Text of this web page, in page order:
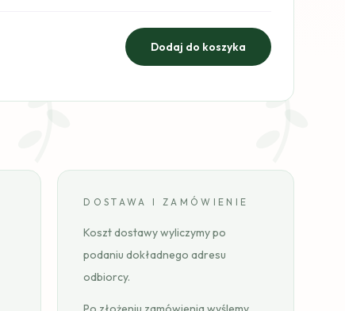
DOSTAWA I ZAMÓWIENIE
Koszt dostawy wyliczymy po
podaniu dokładnego adresu
odbiorcy.